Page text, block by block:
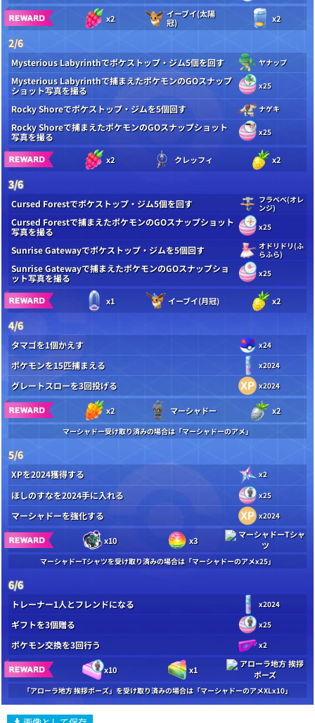
x2
イーブイ(太陽
冠)
x2
2/6
Mysterious Labyrinthでポケストップ・ジム5個を回す ヤナップ
Mysterious Labyrinthで捕まえたポケモンのGOスナップ
ショット写真を撮る
x25
Rocky Shoreでポケストップ・ジムを5個回す ナゲキ
Rocky Shoreで捕まえたポケモンのGOスナップショット
写真を撮る
x25
x2 クレッフィ x2
3/6
Cursed Forestでポケストップ・ジム5個を回す
フラベベ(オレ
ンジ)
Cursed Forestで捕まえたポケモンのGOスナップショット
写真を撮る
x25
Sunrise Gatewayでポケストップ・ジムを5個回す
オドリドリ(ふ
らふら)
Sunrise Gatewayで捕まえたポケモンのGOスナップショ
ット写真を撮る
x25
x1 イーブイ(月冠) x2
4/6
タマゴを1個かえす x24
ポケモンを15匹捕まえる x2024
グレートスローを3回投げる x2024
x2 マーシャドー x2
マーシャドー受け取り済みの場合は「マーシャドーのアメ」
5/6
XPを2024獲得する x2
ほしのすなを2024手に入れる x25
マーシャドーを強化する x2024
x10 x3
マーシャドーTシャ
ツ
マーシャドーTシャツを受け取り済みの場合は「マーシャドーのアメx25」
6/6
トレーナー1人とフレンドになる x2024
ギフトを3個贈る x25
ポケモン交換を3回行う x2
x10 x1
アローラ地方 挨拶
ポーズ
「アローラ地方 挨拶ポーズ」を受け取り済みの場合は「マーシャドーのアメXLx10」